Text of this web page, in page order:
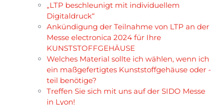
„LTP beschleunigt mit individuellem
Digitaldruck“
Ankündigung der Teilnahme von LTP an der
Messe electronica 2024 für Ihre
KUNSTSTOFFGEHÄUSE
Welches Material sollte ich wählen, wenn ich
ein maßgefertigtes Kunststoffgehäuse oder -
teil benötige?
Treffen Sie sich mit uns auf der SIDO Messe
in Lyon!